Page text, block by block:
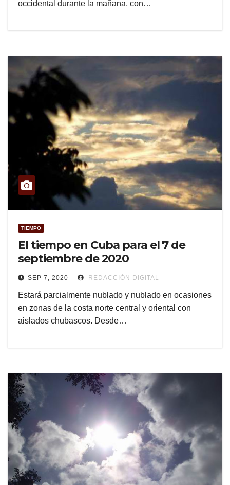
occidental durante la mañana, con…
TIEMPO
El tiempo en Cuba para el 7 de
septiembre de 2020
SEP 7, 2020 REDACCIÓN DIGITAL
Estará parcialmente nublado y nublado en ocasiones
en zonas de la costa norte central y oriental con
aislados chubascos. Desde…